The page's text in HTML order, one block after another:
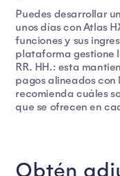
Puedes desarrollar
unos días con Atlas
funciones y sus
plataforma gestione
RR. HH.: esta
pagos alineados con
recomienda cuáles
que se ofrecen en
Obtén